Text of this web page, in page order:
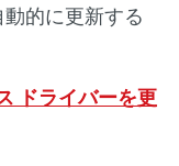
的に更新する
ドライバーを更